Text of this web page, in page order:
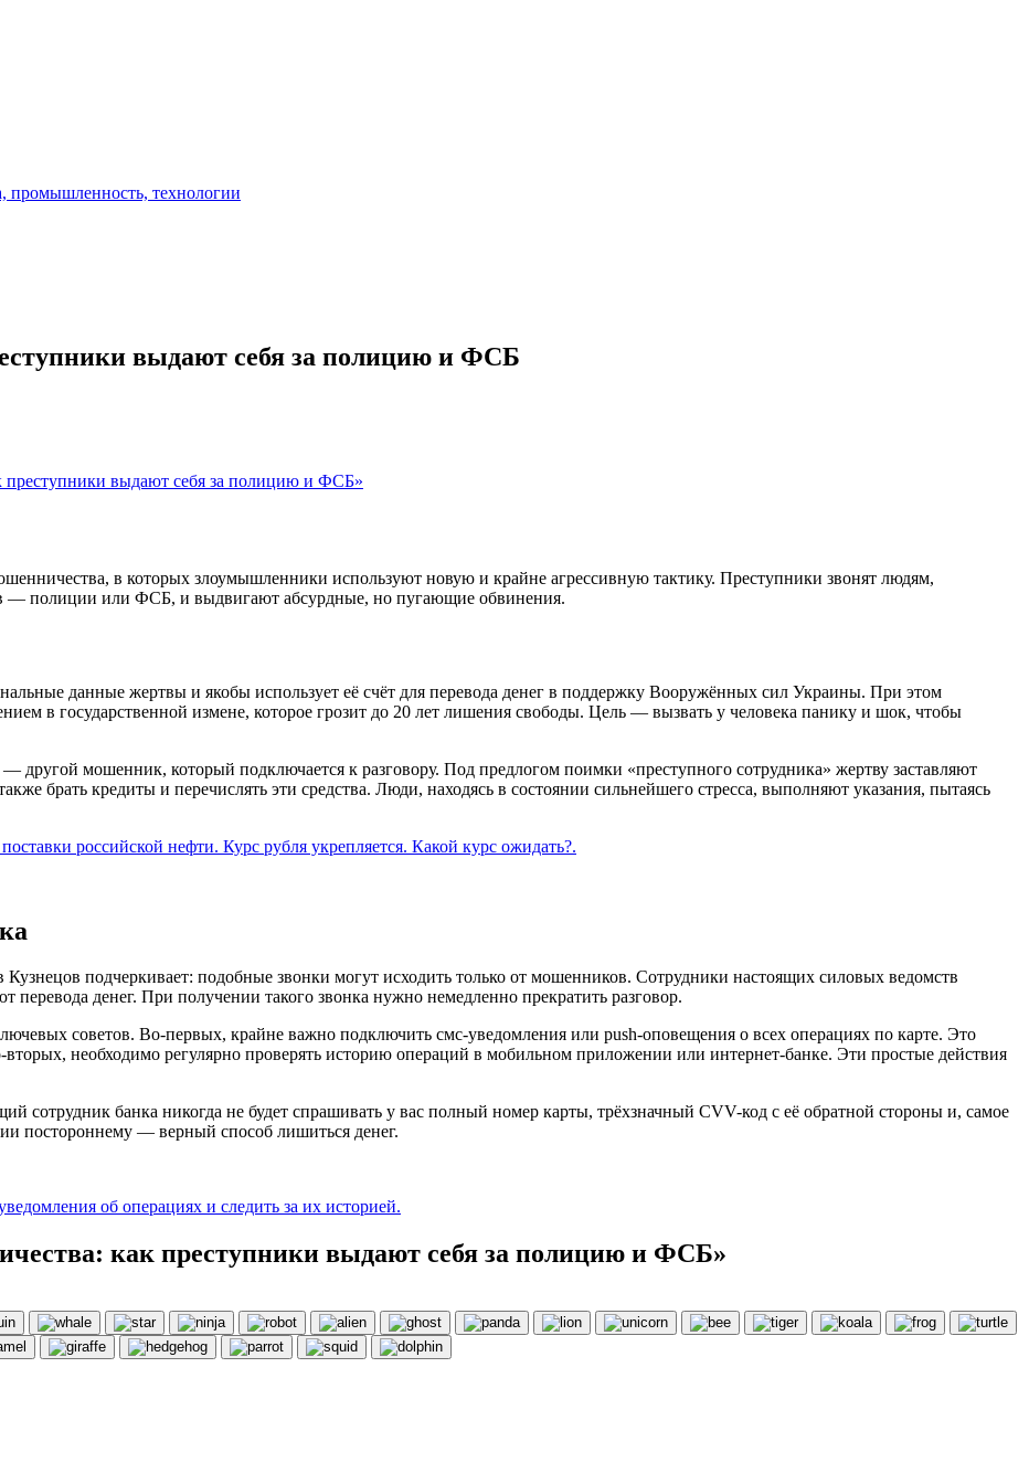
выдают себя за полицию и ФСБ
преступники выдают себя за полицию и ФСБ»
в которых злоумышленники используют новую и крайне агрессивную тактику. Преступники звонят людям,
— полиции или ФСБ, и выдвигают абсурдные, но пугающие обвинения.
данные жертвы и якобы использует её счёт для перевода денег в поддержку Вооружённых сил Украины. При этом
в государственной измене, которое грозит до 20 лет лишения свободы. Цель — вызвать у человека панику и шок, чтобы
— другой мошенник, который подключается к разговору. Под предлогом поимки «преступного сотрудника» жертву заставляют
брать кредиты и перечислять эти средства. Люди, находясь в состоянии сильнейшего стресса, выполняют указания, пытаясь
российской нефти. Курс рубля укрепляется. Какой курс ожидать?.
Кузнецов подчеркивает: подобные звонки могут исходить только от мошенников. Сотрудники настоящих силовых ведомств
денег. При получении такого звонка нужно немедленно прекратить разговор.
советов. Во-первых, крайне важно подключить смс-уведомления или push-оповещения о всех операциях по карте. Это
необходимо регулярно проверять историю операций в мобильном приложении или интернет-банке. Эти простые действия
сотрудник банка никогда не будет спрашивать у вас полный номер карты, трёхзначный CVV-код с её обратной стороны и, самое
постороннему — верный способ лишиться денег.
об операциях и следить за их историей.
как преступники выдают себя за полицию и ФСБ»